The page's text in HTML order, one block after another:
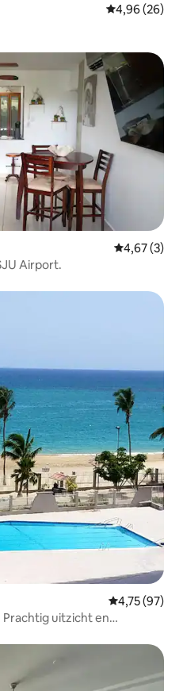
Gemiddelde
4,96 (26)
4,67 (3)
Airport.
Gemiddelde
4,75 (97)
Prachtig uitzicht en